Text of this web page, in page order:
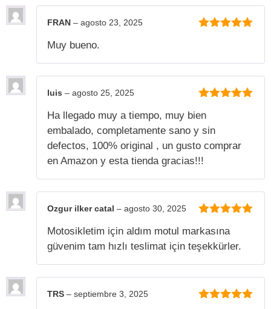
FRAN – agosto 23, 2025
Muy bueno.
luis – agosto 25, 2025
Ha llegado muy a tiempo, muy bien
embalado, completamente sano y sin
defectos, 100% original , un gusto comprar
en Amazon y esta tienda gracias!!!
Ozgur ilker catal – agosto 30, 2025
Motosikletim için aldım motul markasına
güvenim tam hızlı teslimat için teşekkürler.
TRS – septiembre 3, 2025